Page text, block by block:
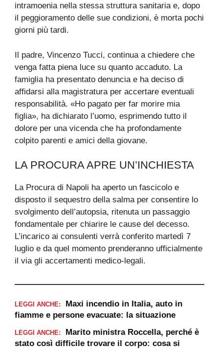
intramoenia nella stessa struttura sanitaria e, dopo
il peggioramento delle sue condizioni, è morta pochi
giorni più tardi.
Il padre, Vincenzo Tucci, continua a chiedere che
venga fatta piena luce su quanto accaduto. La
famiglia ha presentato denuncia e ha deciso di
affidarsi alla magistratura per accertare eventuali
responsabilità. «Ho pagato per far morire mia
figlia», ha dichiarato l’uomo, esprimendo tutto il
dolore per una vicenda che ha profondamente
colpito parenti e amici della giovane.
LA PROCURA APRE UN’INCHIESTA
La Procura di Napoli ha aperto un fascicolo e
disposto il sequestro della salma per consentire lo
svolgimento dell’autopsia, ritenuta un passaggio
fondamentale per chiarire le cause del decesso.
L’incarico ai consulenti verrà conferito martedì 7
luglio e da quel momento prenderanno ufficialmente
il via gli accertamenti medico-legali.
LEGGI ANCHE:
Maxi incendio in Italia, auto in
fiamme e persone evacuate: la situazione
LEGGI ANCHE:
Marito ministra Roccella, perché è
stato così difficile trovare il corpo: cosa si